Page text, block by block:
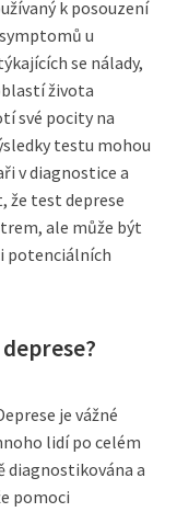
k posouzení
u
se nálady,
života
své pocity na
testu mohou
v diagnostice a
že test deprese
ale může být
potenciálních
je vážné
lidí po celém
diagnostikována a
pomoci